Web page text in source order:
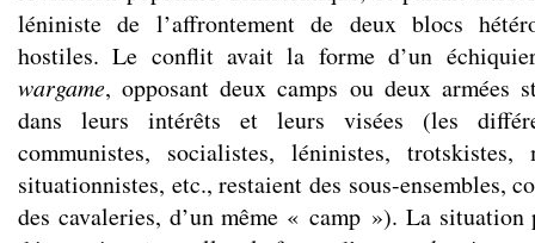
léniniste de l’affrontement de deux blocs
hostiles. Le conflit avait la forme d’un
wargame, opposant deux camps ou deux armées
dans leurs intérêts et leurs visées (les
communistes, socialistes, léninistes, trotskistes,
situationnistes, etc., restaient des sous-ensembles,
des cavaleries, d’un même « camp »). La